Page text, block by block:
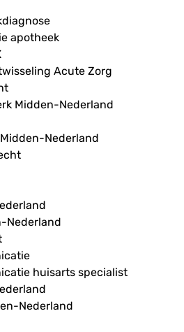
apotheek
Acute Zorg
Midden-Nederland
Nederland
Nederland
huisarts specialist
Nederland